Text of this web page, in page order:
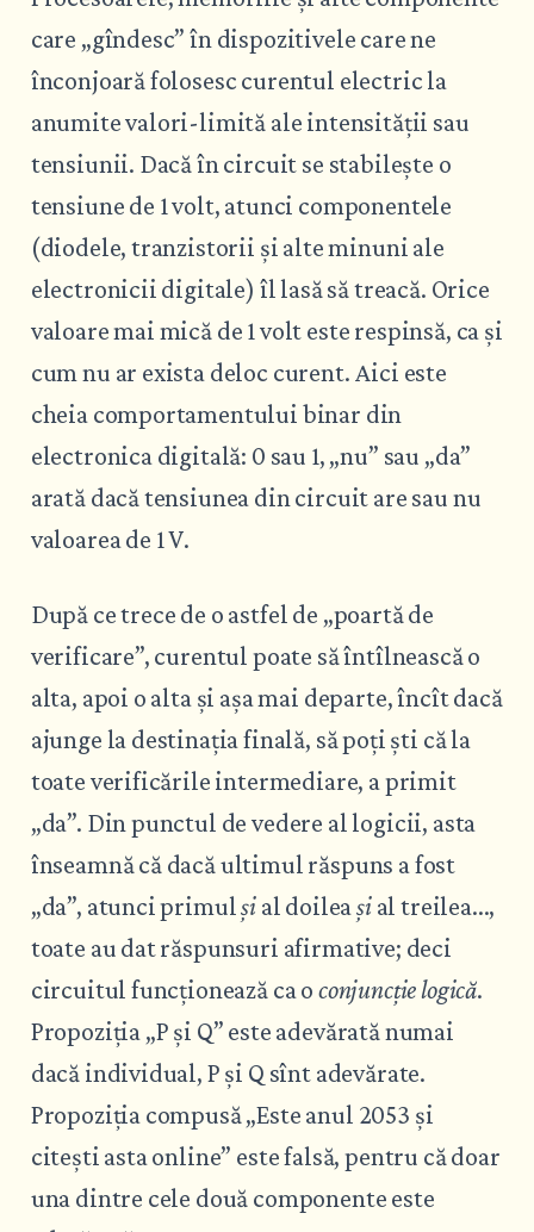
care „gîndesc” în dispozitivele care ne
înconjoară folosesc curentul electric la
anumite valori-limită ale intensității sau
tensiunii. Dacă în circuit se stabilește o
tensiune de 1 volt, atunci componentele
(diodele, tranzistorii și alte minuni ale
electronicii digitale) îl lasă să treacă. Orice
valoare mai mică de 1 volt este respinsă, ca și
cum nu ar exista deloc curent. Aici este
cheia comportamentului binar din
electronica digitală: 0 sau 1, „nu” sau „da”
arată dacă tensiunea din circuit are sau nu
valoarea de 1 V.
După ce trece de o astfel de „poartă de
verificare”, curentul poate să întîlnească o
alta, apoi o alta și așa mai departe, încît dacă
ajunge la destinația finală, să poți ști că la
toate verificările intermediare, a primit
„da”. Din punctul de vedere al logicii, asta
înseamnă că dacă ultimul răspuns a fost
„da”, atunci primulșial doileașial treilea...,
toate au dat răspunsuri afirmative; deci
circuitul funcționează ca o conjuncție logică.
Propoziția „P și Q” este adevărată numai
dacă individual, P și Q sînt adevărate.
Propoziția compusă „Este anul 2053 și
citești asta online” este falsă, pentru că doar
una dintre cele două componente este